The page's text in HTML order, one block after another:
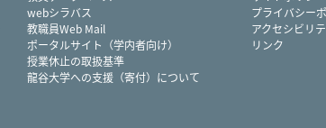
webシラバス
教職員Web Mail
ポータルサイト（学内者向け）
授業休止の取扱基準
龍谷大学への支援（寄付）について
プライバシー
アクセシビリ
リンク